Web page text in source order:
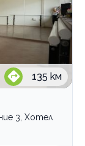
135 км
3, Хотел